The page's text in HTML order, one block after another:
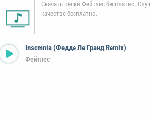
Скачать песни Фейтлес бесплатно.
качестве бесплатно.
Insomnia (Федде Ле Гранд Remix)
Фейтлес